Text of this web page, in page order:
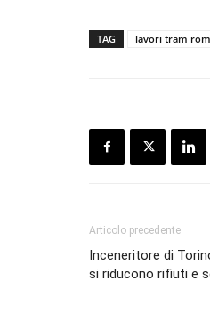
TAG lavori tram
Articolo precedente
Inceneritore di
si riducono rifiuti e